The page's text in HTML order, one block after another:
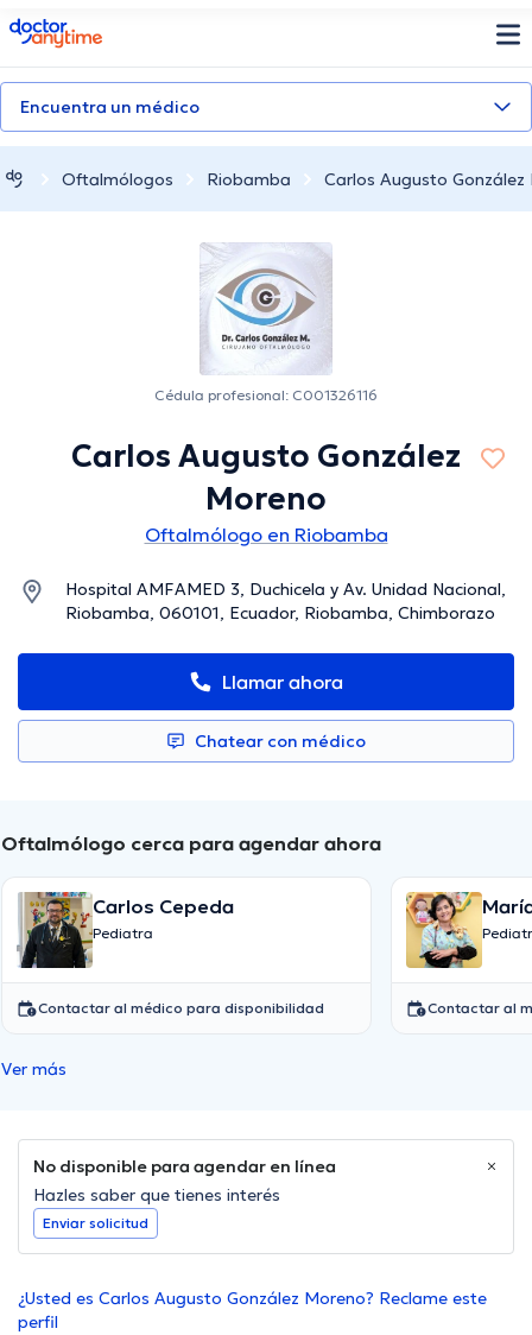
doctoranytime
Encuentra un médico
Oftalmólogos Riobamba Carlos Augusto González
Cédula profesional: C001326116
Carlos Augusto González
Moreno
Oftalmólogo en Riobamba
Hospital AMFAMED 3, Duchicela y Av. Unidad Nacional,
Riobamba, 060101, Ecuador, Riobamba, Chimborazo
Llamar ahora
Chatear con médico
Oftalmólogo cerca para agendar ahora
Carlos Cepeda
Pediatra
Contactar al médico para disponibilidad Contactar al
Ver más
No disponible para agendar en línea
Hazles saber que tienes interés
Enviar solicitud
¿Usted es Carlos Augusto González Moreno? Reclame este
perfil